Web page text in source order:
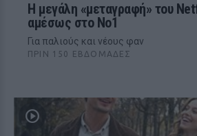
Η μεγάλη «μεταγραφή» του
αμέσως στο No1
Για παλιούς και νέους φαν
ΠΡΙΝ 150 ΕΒΔΟΜΆΔΕΣ